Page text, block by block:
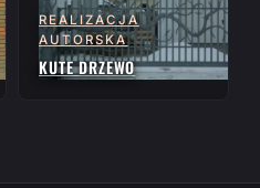
REALIZACJA
AUTORSKA
KUTE DRZEWO